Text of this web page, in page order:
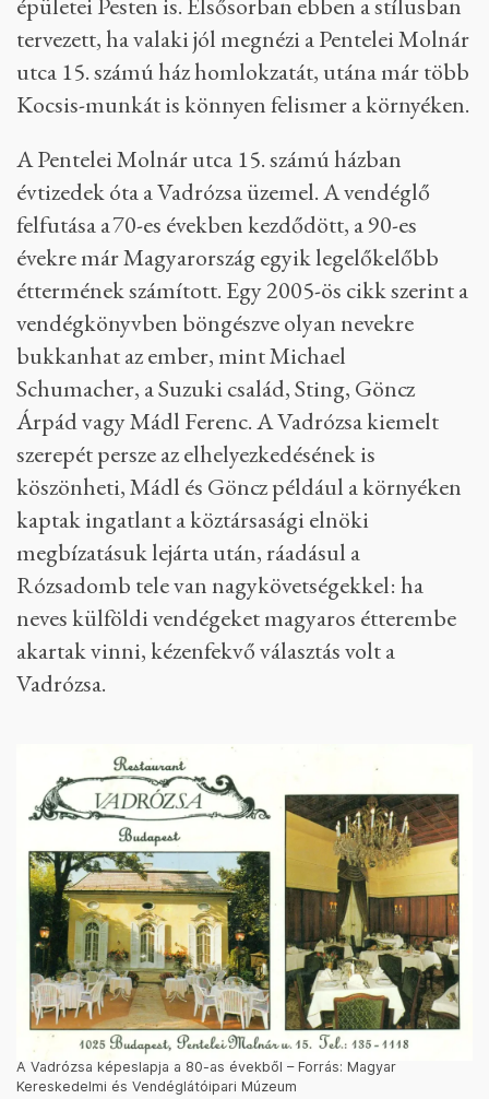
épületei Pesten is. Elsősorban ebben a stílusban
tervezett, ha valaki jól megnézi a Pentelei Molnár
utca 15. számú ház homlokzatát, utána már több
Kocsis-munkát is könnyen felismer a környéken.
A Pentelei Molnár utca 15. számú házban
évtizedek óta a Vadrózsa üzemel. A vendéglő
felfutása a 70-es években kezdődött, a 90-es
évekre már Magyarország egyik legelőkelőbb
éttermének számított. Egy 2005-ös cikk szerint a
vendégkönyvben böngészve olyan nevekre
bukkanhat az ember, mint Michael
Schumacher, a Suzuki család, Sting, Göncz
Árpád vagy Mádl Ferenc. A Vadrózsa kiemelt
szerepét persze az elhelyezkedésének is
köszönheti, Mádl és Göncz például a környéken
kaptak ingatlant a köztársasági elnöki
megbízatásuk lejárta után, ráadásul a
Rózsadomb tele van nagykövetségekkel: ha
neves külföldi vendégeket magyaros étterembe
akartak vinni, kézenfekvő választás volt a
Vadrózsa.
A Vadrózsa képeslapja a 80-as évekből – Forrás: Magyar
Kereskedelmi és Vendéglátóipari Múzeum